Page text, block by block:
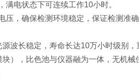
电状态下可连续工作10小时。
压，确保检测环境稳定，保证检测准
波长稳定，寿命长达10万小时级别，
），比色池与仪器融为一体，无机